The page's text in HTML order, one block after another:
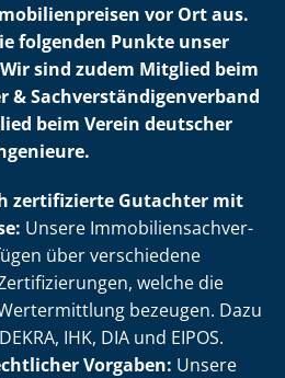
vor Ort aus.
folgenden Punkte unser
sind zudem Mitglied beim
& Sach­ver­stän­di­gen­ver­band
beim Verein deutscher
zertifizierte Gutachter mit
Unsere Im­mo­bi­li­en­sach­ver­
über verschiedene
welche die
bezeugen. Dazu
IHK, DIA und EIPOS.
Vorgaben: Unsere